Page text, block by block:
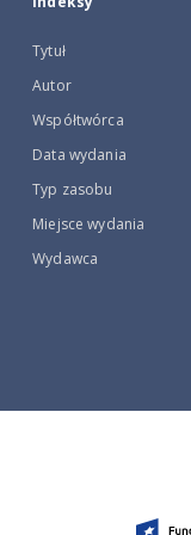
Tytuł
Autor
Współtwórca
Data wydania
Typ zasobu
Miejsce wydania
Wydawca